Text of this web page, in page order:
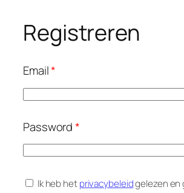
Registreren
Email*
Password*
Ik heb hetprivacybeleidgelezen en